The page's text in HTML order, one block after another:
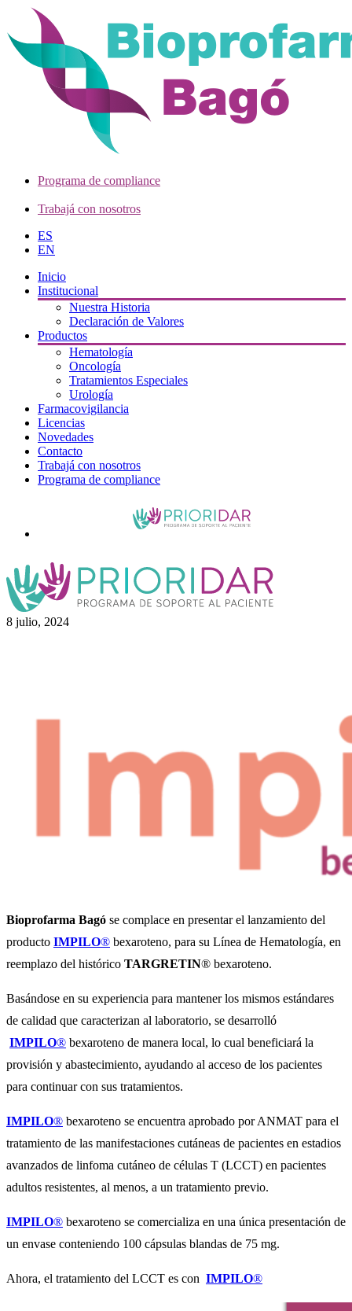
Programa de compliance
Trabajá con nosotros
ES
EN
Inicio
Institucional
Nuestra Historia
Declaración de Valores
Productos
Hematología
Oncología
Tratamientos Especiales
Urología
Farmacovigilancia
Licencias
Novedades
Contacto
Trabajá con nosotros
Programa de compliance
8 julio, 2024
Bioprofarma Bagó se complace en presentar el lanzamiento del
producto IMPILO® bexaroteno, para su Línea de Hematología, en
reemplazo del histórico TARGRETIN® bexaroteno.
Basándose en su experiencia para mantener los mismos estándares
de calidad que caracterizan al laboratorio, se desarrolló
IMPILO® bexaroteno de manera local, lo cual beneficiará la
provisión y abastecimiento, ayudando al acceso de los pacientes
para continuar con sus tratamientos.
IMPILO® bexaroteno se encuentra aprobado por ANMAT para el
tratamiento de las manifestaciones cutáneas de pacientes en estadios
avanzados de linfoma cutáneo de células T (LCCT) en pacientes
adultos resistentes, al menos, a un tratamiento previo.
IMPILO® bexaroteno se comercializa en una única presentación de
un envase conteniendo 100 cápsulas blandas de 75 mg.
Ahora, el tratamiento del LCCT es con IMPILO®